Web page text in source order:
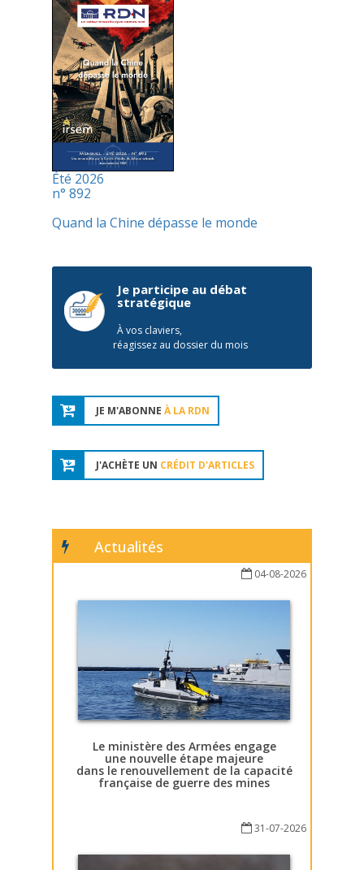
Été 2026
n° 892
Quand la Chine dépasse le monde
Je participe au débat
stratégique
À vos claviers,
réagissez au dossier du mois
JE M'ABONNE À LA RDN
J'ACHÈTE UN CRÉDIT D'ARTICLES
Actualités
04-08-2026
Le ministère des Armées engage
une nouvelle étape majeure
dans le renouvellement de la capacité
française de guerre des mines
31-07-2026